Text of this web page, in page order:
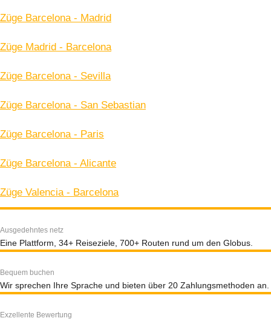
Züge Barcelona - Madrid
Züge Madrid - Barcelona
Züge Barcelona - Sevilla
Züge Barcelona - San Sebastian
Züge Barcelona - Paris
Züge Barcelona - Alicante
Züge Valencia - Barcelona
Ausgedehntes netz
Eine Plattform, 34+ Reiseziele, 700+ Routen rund um den Globus.
Bequem buchen
Wir sprechen Ihre Sprache und bieten über 20 Zahlungsmethoden an.
Exzellente Bewertung